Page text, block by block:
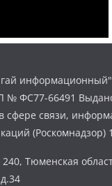
информационный"
№ ФС77-66491
сфере связи,
(Роскомнадзор)
Тюменская